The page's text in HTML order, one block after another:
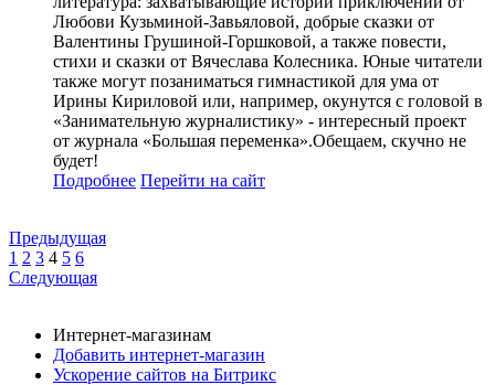
Любови Кузьминой-Завьяловой, добрые сказки от
Валентины Грушиной-Горшковой, а также повести,
стихи и сказки от Вячеслава Колесника. Юные читатели
также могут позаниматься гимнастикой для ума от
Ирины Кириловой или, например, окунутся с головой в
«Занимательную журналистику» - интересный проект
от журнала «Большая переменка».Обещаем, скучно не
будет!
Подробнее Перейти на сайт
Предыдущая
1 2 3 4 5 6
Следующая
Интернет-магазинам
Добавить интернет-магазин
Ускорение сайтов на Битрикс